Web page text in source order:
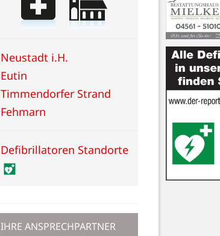
Neustadt i.H.
Eutin
Timmendorfer Strand
Fehmarn
Defibrillatoren Standorte
IHRE ANSPRECHPARTNER